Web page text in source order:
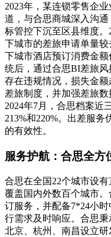
2023年，某连锁零售企
道，与合思商城深入沟
标管控下沉至区县维度
下城市的差旅申请单量
下城市酒店预订消费金
统后，通过合思BI差旅
存在违规情况，损失金
差旅制度，并加强差旅
2024年7月，合思档案近
213%和220%。出差服
的有效性。
服务护航：合思全方
合思在全国22个城市设
覆盖国内外数百个城市
订服务，并配备7*24小
行需求及时响应。合思
北京、杭州、南昌设立研